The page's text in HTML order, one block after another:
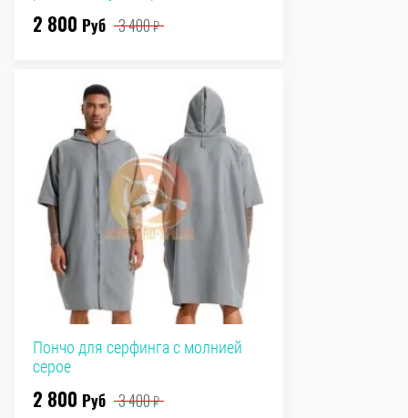
2 800 Руб 3 400₽
Пончо для серфинга с молнией
серое
2 800 Руб 3 400₽